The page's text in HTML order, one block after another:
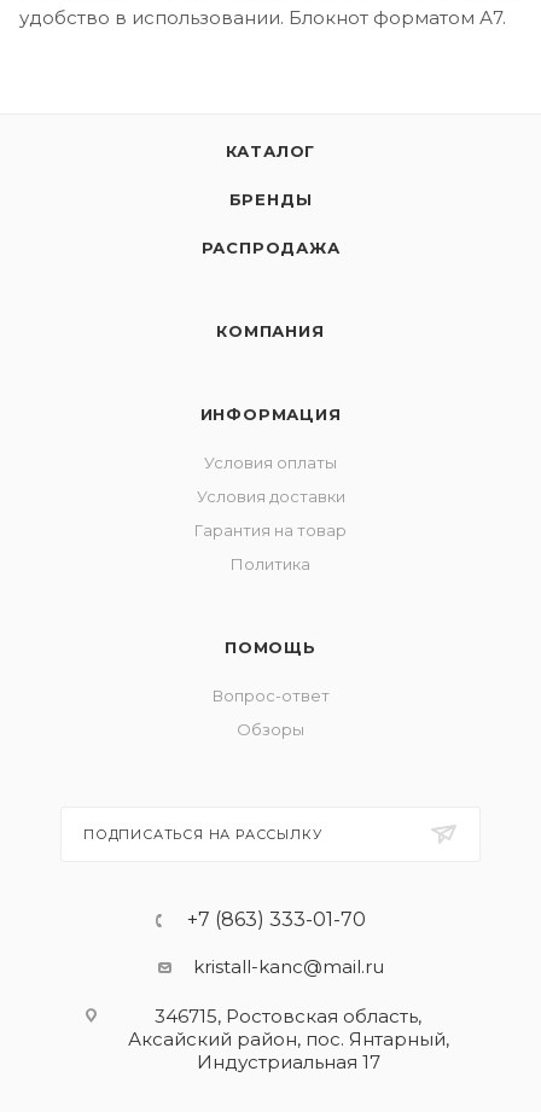
удобство в использовании. Блокнот форматом А7.
КАТАЛОГ
БРЕНДЫ
РАСПРОДАЖА
КОМПАНИЯ
ИНФОРМАЦИЯ
Условия оплаты
Условия доставки
Гарантия на товар
Политика
ПОМОЩЬ
Вопрос-ответ
Обзоры
ПОДПИСАТЬСЯ НА РАССЫЛКУ
+7 (863) 333-01-70
kristall-kanc@mail.ru
346715, Ростовская область​,
Аксайский район, пос. Янтарный,
Индустриальная 17